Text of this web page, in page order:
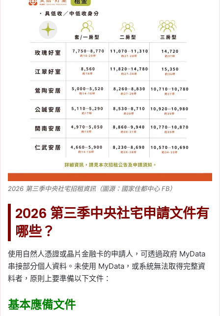
2026 第三季中央社宅招租資訊（圖源：國家住都中心 FB）
2026 第三季中央社宅申請文件有
哪些？
使用自然人憑證或晶片金融卡的申請人，可透過政府 MyData
串接部分個人資料。未使用 MyData，或系統無法取得完整資
料者，原則上要準備以下文件：
基本應備文件